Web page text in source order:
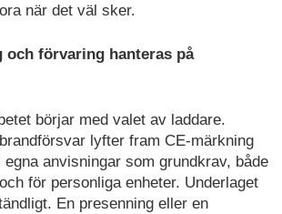
när det väl sker.
och förvaring hanteras på
börjar med valet av laddare.
lyfter fram CE-märkning
anvisningar som grundkrav, både
för personliga enheter. Underlaget
En presenning eller en